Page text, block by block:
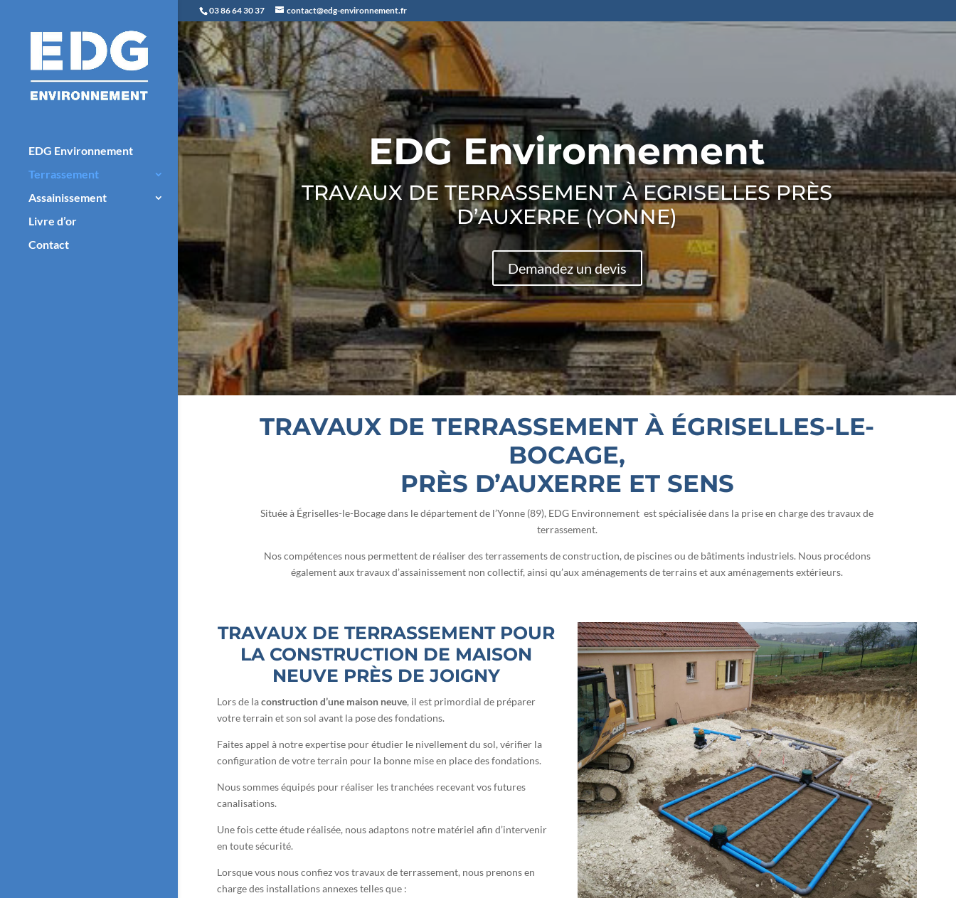
03 86 64 30 37 contact@edg-environnement.fr
EDG Environnement
Terrassement
Assainissement
Livre d’or
Contact
EDG Environnement
TRAVAUX DE TERRASSEMENT À EGRISELLES PRÈS
D’AUXERRE (YONNE)
Demandez un devis
TRAVAUX DE TERRASSEMENT À ÉGRISELLES-LE-
BOCAGE,
PRÈS D’AUXERRE ET SENS
Située à Égriselles-le-Bocage dans le département de l’Yonne (89), EDG Environnement est spécialisée dans la prise en charge des travaux de
terrassement.
Nos compétences nous permettent de réaliser des terrassements de construction, de piscines ou de bâtiments industriels. Nous procédons
également aux travaux d’assainissement non collectif, ainsi qu’aux aménagements de terrains et aux aménagements extérieurs.
TRAVAUX DE TERRASSEMENT POUR
LA CONSTRUCTION DE MAISON
NEUVE PRÈS DE JOIGNY
Lors de laconstruction d’une maison neuve, il est primordial de préparer
votre terrain et son sol avant la pose des fondations.
Faites appel à notre expertise pour étudier le nivellement du sol, vérifier la
configuration de votre terrain pour la bonne mise en place des fondations.
Nous sommes équipés pour réaliser les tranchées recevant vos futures
canalisations.
Une fois cette étude réalisée, nous adaptons notre matériel afin d’intervenir
en toute sécurité.
Lorsque vous nous confiez vos travaux de terrassement, nous prenons en
charge des installations annexes telles que :